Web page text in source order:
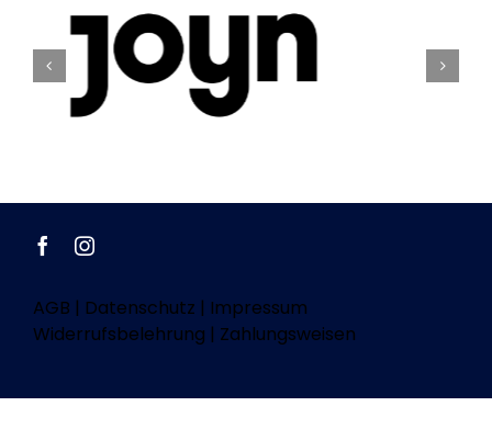
AGB | Datenschutz | Impressum
Widerrufsbelehrung | Zahlungsweisen